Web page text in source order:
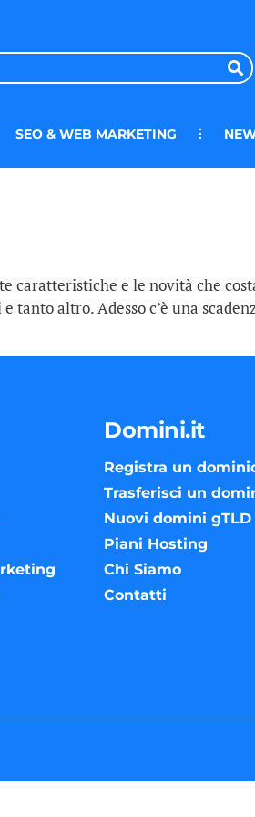
SEO & WEB MARKETING
caratteristiche e le novità che
tanto altro. Adesso c’è una
Domini.it
Registra un
Trasferisci un
Nuovi domini gTLD
Piani Hosting
Chi Siamo
Contatti